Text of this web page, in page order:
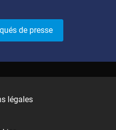
de presse
légales